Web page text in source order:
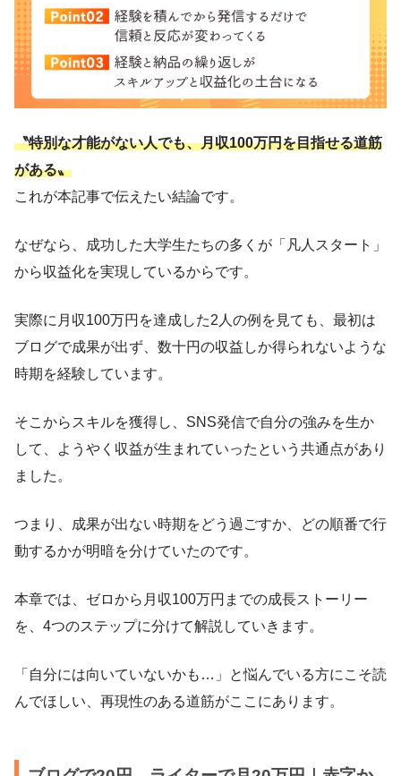
〝特別な才能がない人でも、月収100万円を目指せる道筋
がある〟
これが本記事で伝えたい結論です。
なぜなら、成功した大学生たちの多くが「凡人スタート」
から収益化を実現しているからです。
実際に月収100万円を達成した2人の例を見ても、最初は
ブログで成果が出ず、数十円の収益しか得られないような
時期を経験しています。
そこからスキルを獲得し、SNS発信で自分の強みを生か
して、ようやく収益が生まれていったという共通点があり
ました。
つまり、成果が出ない時期をどう過ごすか、どの順番で行
動するかが明暗を分けていたのです。
本章では、ゼロから月収100万円までの成長ストーリー
を、4つのステップに分けて解説していきます。
「自分には向いていないかも…」と悩んでいる方にこそ読
んでほしい、再現性のある道筋がここにあります。